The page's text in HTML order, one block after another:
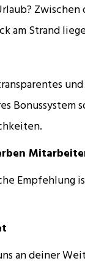
Zwischen
am Strand
Bonussystem
Empfehlung
an deiner